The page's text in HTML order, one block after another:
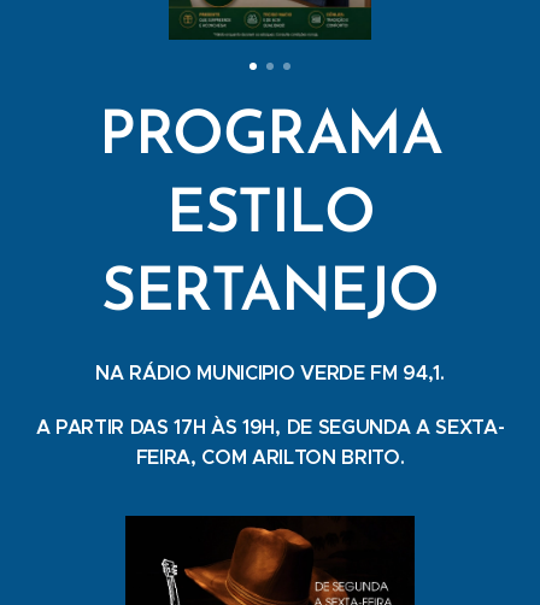
PROGRAMA
ESTILO
SERTANEJO
NA RÁDIO MUNICIPIO VERDE FM 94,1.
A PARTIR DAS 17H ÀS 19H, DE SEGUNDA A SEXTA-
FEIRA, COM ARILTON BRITO.